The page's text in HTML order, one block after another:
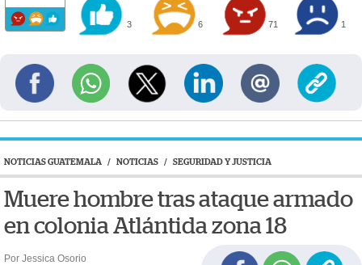
3 6 71 1
NOTICIAS GUATEMALA / NOTICIAS / SEGURIDAD Y JUSTICIA
Muere hombre tras ataque armado
en colonia Atlántida zona 18
Por Jessica Osorio